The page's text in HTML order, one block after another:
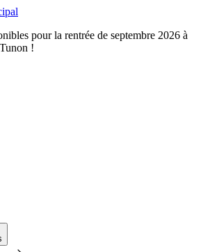
pour la rentrée de septembre 2026 à
!